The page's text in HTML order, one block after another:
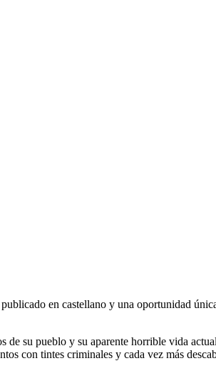
en castellano y una oportunidad
su pueblo y su aparente horrible vida
con tintes criminales y cada vez más